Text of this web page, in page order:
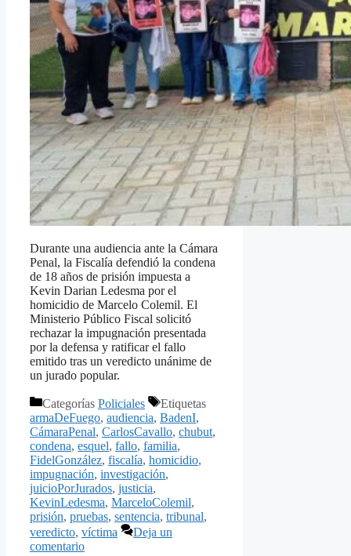
Durante una audiencia ante la Cámara
Penal, la Fiscalía defendió la condena
de 18 años de prisión impuesta a
Kevin Darian Ledesma por el
homicidio de Marcelo Colemil. El
Ministerio Público Fiscal solicitó
rechazar la impugnación presentada
por la defensa y ratificar el fallo
emitido tras un veredicto unánime de
un jurado popular.
Categorías Policiales
Etiquetas
armaDeFuego, audiencia, BadenI,
CámaraPenal, CarlosCavallo, chubut,
condena, esquel, fallo, familia,
FidelGonzález, fiscalía, homicidio,
impugnación, investigación,
juicioPorJurados, justicia,
KevinLedesma, MarceloColemil,
prisión, pruebas, sentencia, tribunal,
veredicto, víctima
Deja un
comentario